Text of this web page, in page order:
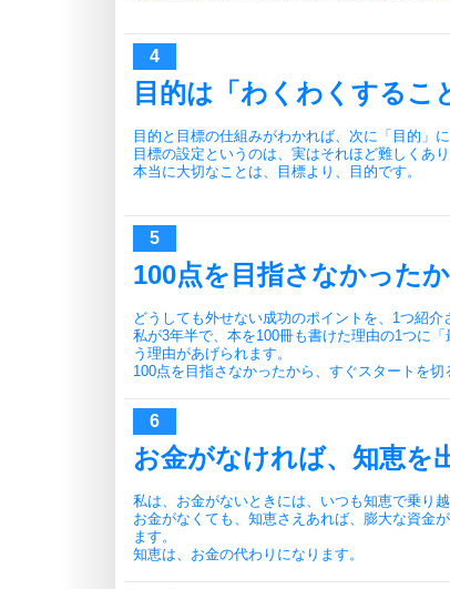
目的は「わくわくするこ
目的と目標の仕組みがわかれば、次に「目的」
目標の設定というのは、実はそれほど難しくあり
本当に大切なことは、目標より、目的です。
100点を目指さなかった
どうしても外せない成功のポイントを、1つ紹介
私が3年半で、本を100冊も書けた理由の1つに
う理由があげられます。
100点を目指さなかったから、すぐスタートを切
お金がなければ、知恵を
私は、お金がないときには、いつも知恵で乗り越
お金がなくても、知恵さえあれば、膨大な資金
ます。
知恵は、お金の代わりになります。